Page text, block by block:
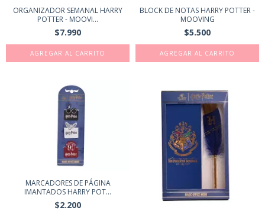
ORGANIZADOR SEMANAL HARRY
POTTER - MOOVI...
$7.990
BLOCK DE NOTAS HARRY POTTER -
MOOVING
$5.500
MARCADORES DE PÁGINA
IMANTADOS HARRY POT...
$2.200